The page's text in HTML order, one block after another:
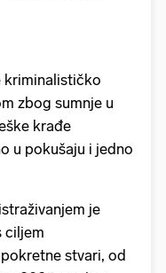
kriminalističko
zbog sumnje u
krađe
u pokušaju i jedno
je
ciljem
stvari, od